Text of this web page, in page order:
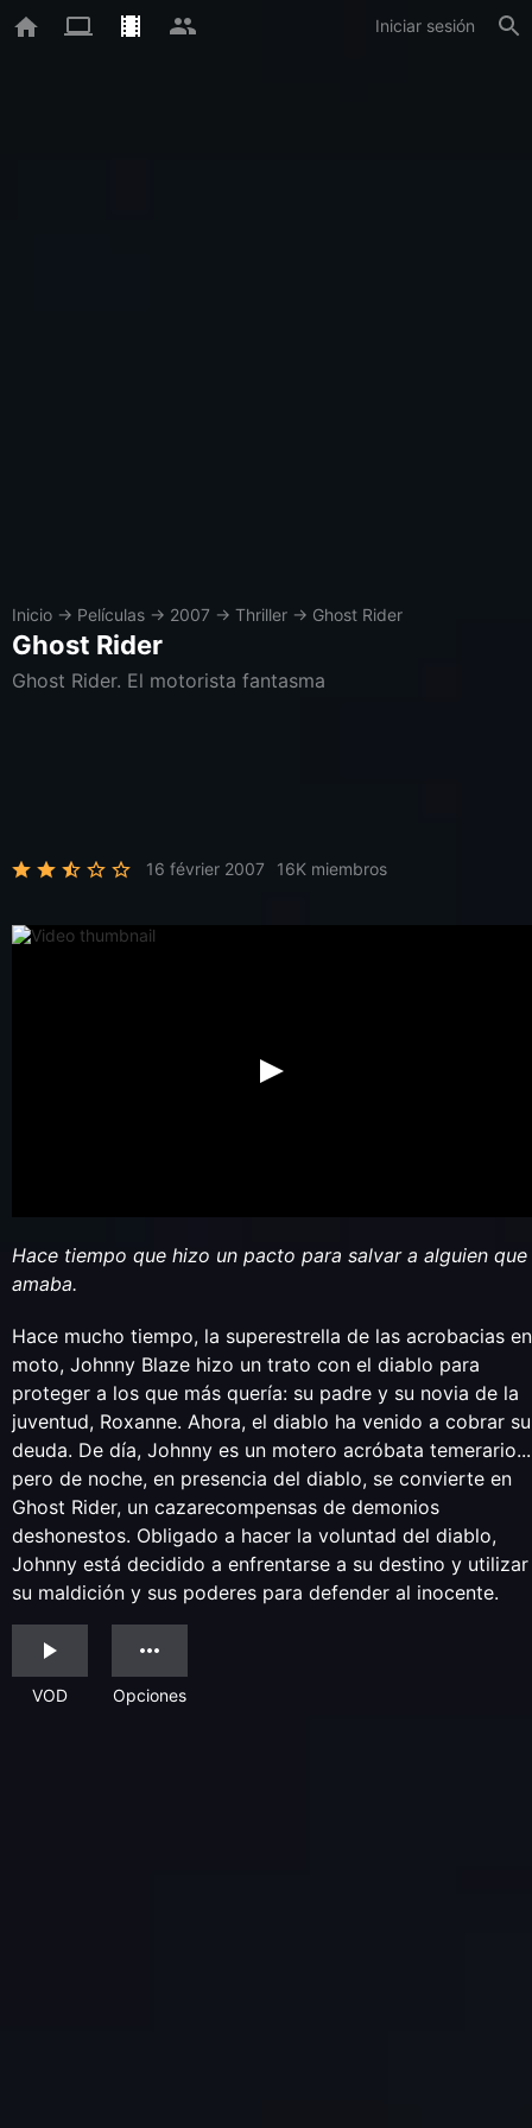
Iniciar sesión
Inicio → Películas → 2007 → Thriller → Ghost Rider
Ghost Rider
Ghost Rider. El motorista fantasma
16 février 2007 16K miembros
Hace tiempo que hizo un pacto para salvar a alguien que
amaba.
Hace mucho tiempo, la superestrella de las acrobacias en
moto, Johnny Blaze hizo un trato con el diablo para
proteger a los que más quería: su padre y su novia de la
juventud, Roxanne. Ahora, el diablo ha venido a cobrar su
deuda. De día, Johnny es un motero acróbata temerario...
pero de noche, en presencia del diablo, se convierte en
Ghost Rider, un cazarecompensas de demonios
deshonestos. Obligado a hacer la voluntad del diablo,
Johnny está decidido a enfrentarse a su destino y utilizar
su maldición y sus poderes para defender al inocente.
VOD Opciones